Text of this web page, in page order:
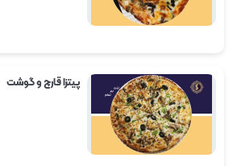
پیتزا قارچ و گوشت